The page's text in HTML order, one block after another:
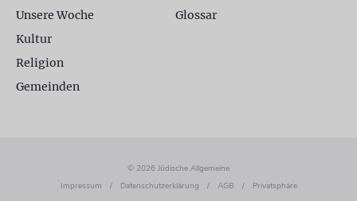
Unsere Woche
Kultur
Religion
Gemeinden
Glossar
© 2026 Jüdische Allgemeine
Impressum
/ Datenschutzerklärung / AGB / Privatsphäre